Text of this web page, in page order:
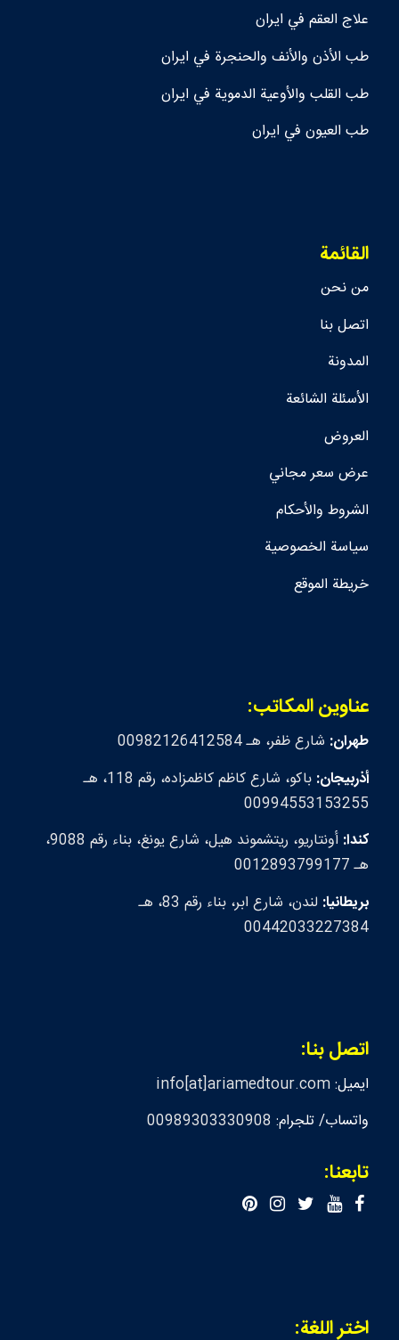
علاج العقم في ايران
طب الأذن والأنف والحنجرة في ايران
طب القلب والأوعية الدموية في ايران
طب العيون في ايران
القائمة
من نحن
اتصل بنا
المدونة
الأسئلة الشائعة
العروض
عرض سعر مجاني
الشروط والأحكام
سياسة الخصوصية
خريطة الموقع
عناوين المكاتب:
طهران: شارع ظفر، هـ 00982126412584
أذربيجان:
باكو، شارع كاظم كاظمزاده، رقم 118، هـ
00994553153255
كندا:
أونتاريو، ريتشموند هيل، شارع يونغ، بناء رقم 9088،
هـ 0012893799177
بريطانيا:
لندن، شارع ابر، بناء رقم 83، هـ
00442033227384
اتصل بنا:
ايميل:info[at]ariamedtour.com
واتساب/ تلجرام: 00989303330908
تابعنا:
اختر اللغة: